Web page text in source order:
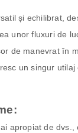
și echilibrat,
unor fluxuri de
de manevrat în
un singur
apropiat de